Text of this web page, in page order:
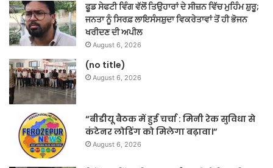
ਫੂਡ ਸੇਫਟੀ ਵਿੰਗ ਵੱਲੋਂ ਤਿਉਹਾਰਾਂ ਦੇ ਸੀਜ਼ਨ ਵਿੱਚ ਮੁਹਿੰਮ ਸ਼ੁਰੂ;
ਜਨਤਾ ਨੂੰ ਸਿਰਫ਼ ਲਾਇਸੰਸਸ਼ੁਦਾ ਵਿਕਰੇਤਾਵਾਂ ਤੋਂ ਹੀ ਭੋਜਨ
ਖਰੀਦਣ ਦੀ ਅਪੀਲ
August 6, 2026
(no title)
August 6, 2026
“बीडीयू बैठक में हुई चर्चा : मिनी रेक सुविधा से
कंटेनर लोडिंग को मिलेगा बढ़ावा।”
August 6, 2026